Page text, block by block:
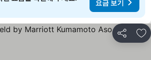
요금 보기
공유 즐